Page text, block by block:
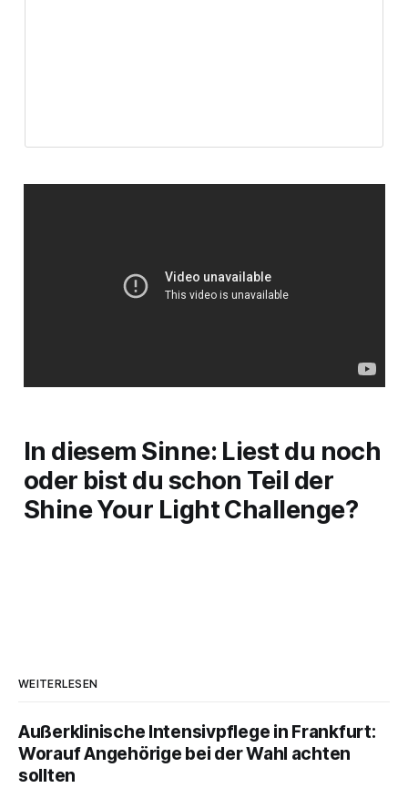
In diesem Sinne: Liest du noch
oder bist du schon Teil der
Shine Your LightChallenge?
WEITERLESEN
Außerklinische Intensivpflege in Frankfurt:
Worauf Angehörige bei der Wahl achten
sollten